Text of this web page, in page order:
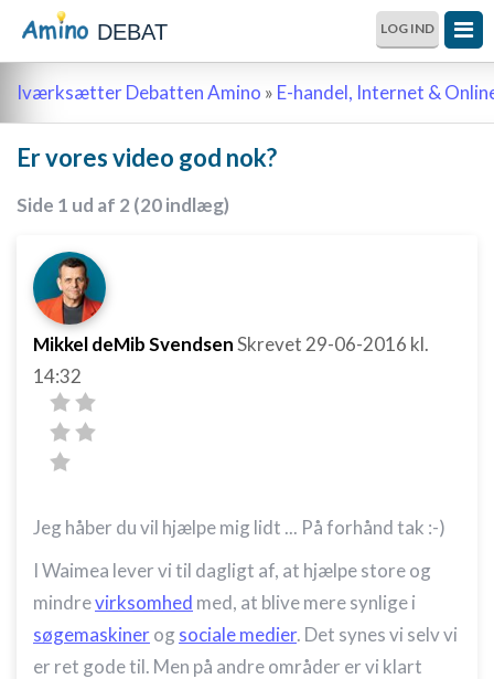
DEBAT LOG IND
Iværksætter Debatten Amino » E-handel, Internet &
Er vores video god nok?
Side 1 ud af 2 (20 indlæg)
Mikkel deMib SvendsenSkrevet 29-06-2016 kl.
14:32
Jeg håber du vil hjælpe mig lidt ... På forhånd tak :-)
I Waimea lever vi til dagligt af, at hjælpe store og
mindrevirksomhed med, at blive mere synlige i
søgemaskinerog sociale medier. Det synes vi selv vi
er ret gode til. Men på andre områder er vi klart